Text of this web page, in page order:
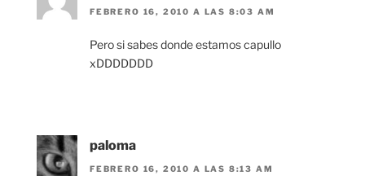
FEBRERO 16, 2010 A LAS 8:03 AM
Pero si sabes donde estamos capullo
xDDDDDDD
paloma
FEBRERO 16, 2010 A LAS 8:13 AM